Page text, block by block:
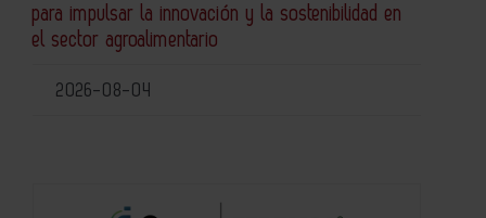
para impulsar la innovación y la sostenibilidad en
el sector agroalimentario
2026-08-04